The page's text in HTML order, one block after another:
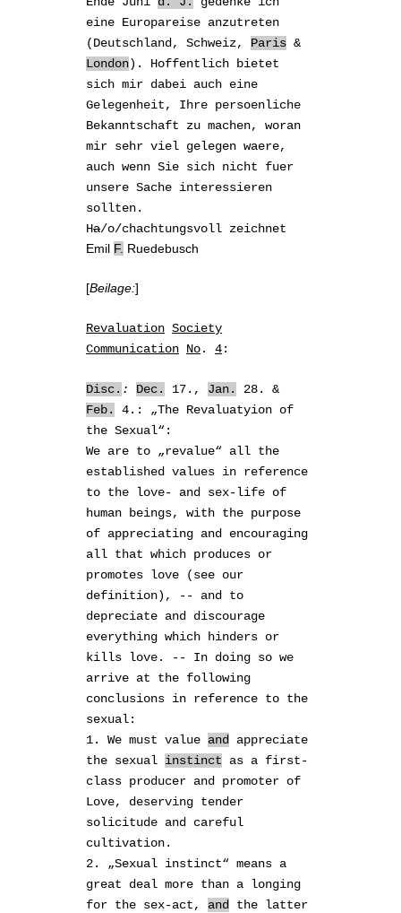
eine Europareise anzutreten
(Deutschland, Schweiz, Paris &
London). Hoffentlich bietet
sich mir dabei auch eine
Gelegenheit, Ihre persoenliche
Bekanntschaft zu machen, woran
mir sehr viel gelegen waere,
auch wenn Sie sich nicht fuer
unsere Sache interessieren
sollten.
Ha/o/chachtungsvoll zeichnet
Emil F. Ruedebusch
[Beilage:]
Revaluation Society
Communication No.4:
Disc. : Dec. 17., Jan.
28. &
Feb.
4.: „The Revaluatyion of
the Sexual“:
We are to „revalue“ all the
established values in reference
to the love- and sex-life of
human beings, with the purpose
of appreciating and encouraging
all that which produces or
promotes love (see our
definition), -- and to
depreciate and discourage
everything which hinders or
kills love. -- In doing so we
arrive at the following
conclusions in reference to the
sexual:
1. We must value and
appreciate
the sexual instinct as a first-
class producer and promoter of
Love, deserving tender
solicitude and careful
cultivation.
2. „Sexual instinct“ means a
great deal more than a longing
for the sex-act, and
the latter